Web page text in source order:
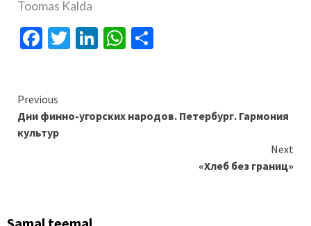
Toomas Kalda
Facebook
Twitter
LinkedIn
WhatsApp
Continue
Reading
Previous
Дни финно-угорских народов. Петербург. Гармония
культур
Next
«Хлеб без границ»